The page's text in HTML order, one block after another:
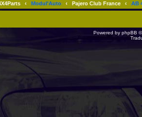
‹ Modul'Auto ‹ Pajero Club France ‹ AB
Powered by phpBB